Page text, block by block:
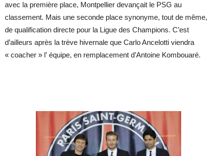
avec la première place, Montpellier devançait le PSG au
classement. Mais une seconde place synonyme, tout de même,
de qualification directe pour la Ligue des Champions. C’est
d’ailleurs après la trève hivernale que Carlo Ancelotti viendra
« coacher » l’ équipe, en remplacement d’Antoine Kombouaré.